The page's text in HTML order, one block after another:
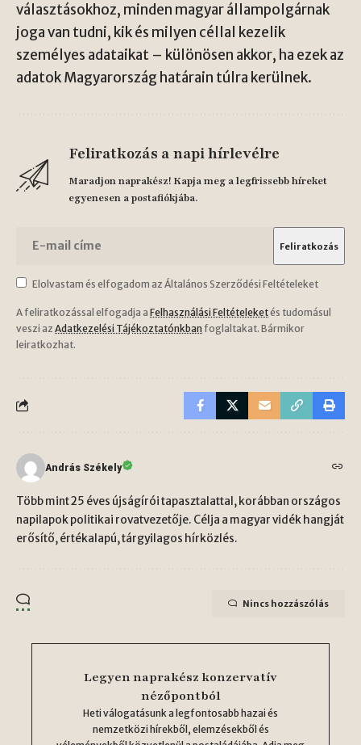
választásokhoz, minden magyar állampolgárnak
joga van tudni, kik és milyen céllal kezelik
személyes adataikat – különösen akkor, ha ezek az
adatok Magyarország határain túlra kerülnek.
Feliratkozás a napi hírlevélre
Maradjon naprakész! Kapja meg a legfrissebb híreket
egyenesen a postafiókjába.
Elolvastam és elfogadom az Általános Szerződési Feltételeket
A feliratkozással elfogadja a Felhasználási Feltételeketés tudomásul
veszi az Adatkezelési Tájékoztatónkban foglaltakat. Bármikor
leiratkozhat.
András Székely
Több mint 25 éves újságírói tapasztalattal, korábban országos
napilapok politikai rovatvezetője. Célja a magyar vidék hangját
erősítő, értékalapú, tárgyilagos hírközlés.
Nincs hozzászólás
Legyen naprakész konzervatív
nézőpontból
Heti válogatásunk a legfontosabb hazai és
nemzetközi hírekből, elemzésekből és